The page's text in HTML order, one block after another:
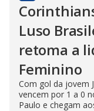
Luso
retoma a
Feminino
Com gol da jovem
vencem por 1 a 0
Paulo e chegam